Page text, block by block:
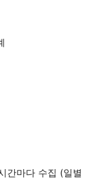
간마다 수집 (일별